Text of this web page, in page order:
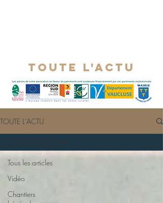
Toute l'actu
TOUTE L'ACTU
Tous les articles
Vidéo
Chantiers